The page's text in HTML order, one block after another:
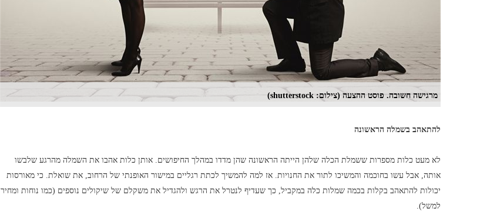
מרגישה חשובה. פוסט ההצעה (צילום: shutterstock)
להתאהב בשמלה הראשונה
לא מעט כלות מספרות ששמלת הכלה שלהן הייתה הראשונה שהן מדדו במהלך החיפושים. אותן כלות אהבו את השמלה מהרגע שלבשו
אותה, אבל עשו בחוכמה והמשיכו לתור את החנויות. אז למה להמשיך לכתת רגליים במישור האופנתי של הרחוב, את שואלת. כי מאורסות
יכולות להתאהב בקלות בכמה שמלות כלה במקביל, כך שעדיף לנטרל את הרגש ולהגדיל את משקלם של שיקולים נוספים (כמו נוחות ומחיר
למשל).